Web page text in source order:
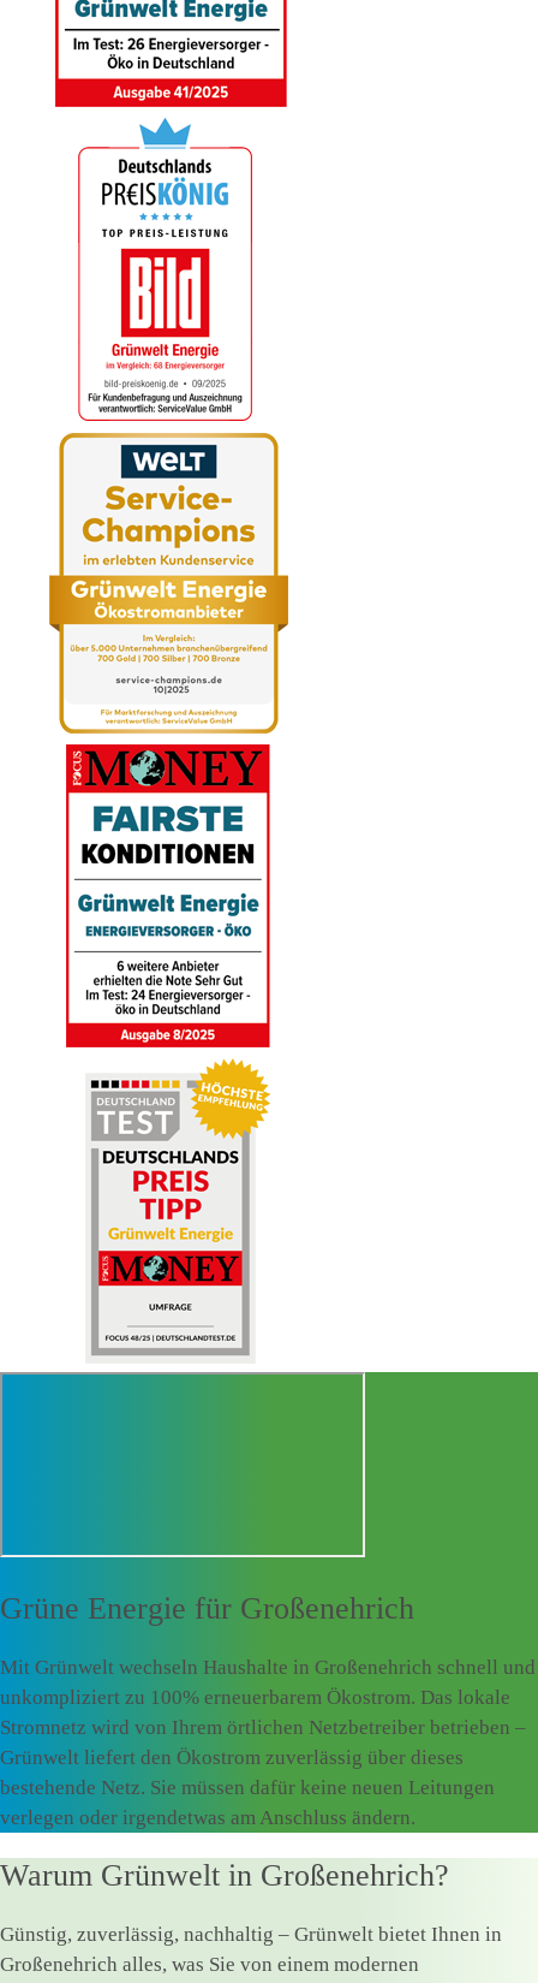
Grüne Energie für Großenehrich
Mit Grünwelt wechseln Haushalte in Großenehrich schnell und
unkompliziert zu 100% erneuerbarem Ökostrom. Das lokale
Stromnetz wird von Ihrem örtlichen Netzbetreiber betrieben –
Grünwelt liefert den Ökostrom zuverlässig über dieses
bestehende Netz. Sie müssen dafür keine neuen Leitungen
verlegen oder irgendetwas am Anschluss ändern.
Warum Grünwelt in Großenehrich?
Günstig, zuverlässig, nachhaltig – Grünwelt bietet Ihnen in
Großenehrich alles, was Sie von einem modernen